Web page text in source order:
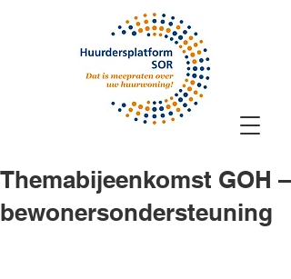
Themabijeenkomst GOH –
bewonersondersteuning